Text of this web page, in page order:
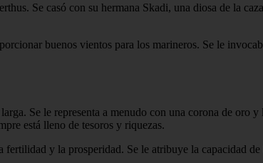
Se casó con su hermana Skadi, una diosa de la
buenos vientos para los marineros. Se le
Se le representa a menudo con una corona de oro
está lleno de tesoros y riquezas.
y la prosperidad. Se le atribuye la capacidad